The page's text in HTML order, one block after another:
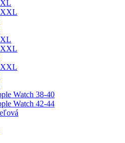
Watch 38-40
Watch 42-44